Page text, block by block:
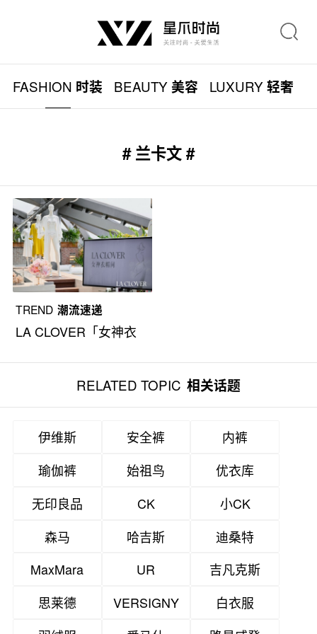
FASHION 时装 BEAUTY美容 LUXURY轻奢
# 兰卡文 #
TREND 潮流速递
LA CLOVER「女神衣
RELATED TOPIC 相关话题
伊维斯 安全裤
内裤
瑜伽裤
始祖鸟
优衣库
无印良品
CK
小CK
森马
哈吉斯
迪桑特
MaxMara
UR
吉凡克斯
思莱德
VERSIGNY
白衣服